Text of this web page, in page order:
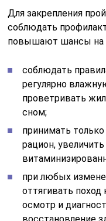
оттягивать поход
осмотр и
восстановление
Заболевание лечится
Зависит от степени
нарушений в
вероятность
будут сильно